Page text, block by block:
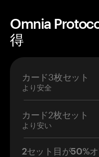
Omnia
得
カード3枚セット
より安全
カード2枚セット
より安い
2セット目が50%